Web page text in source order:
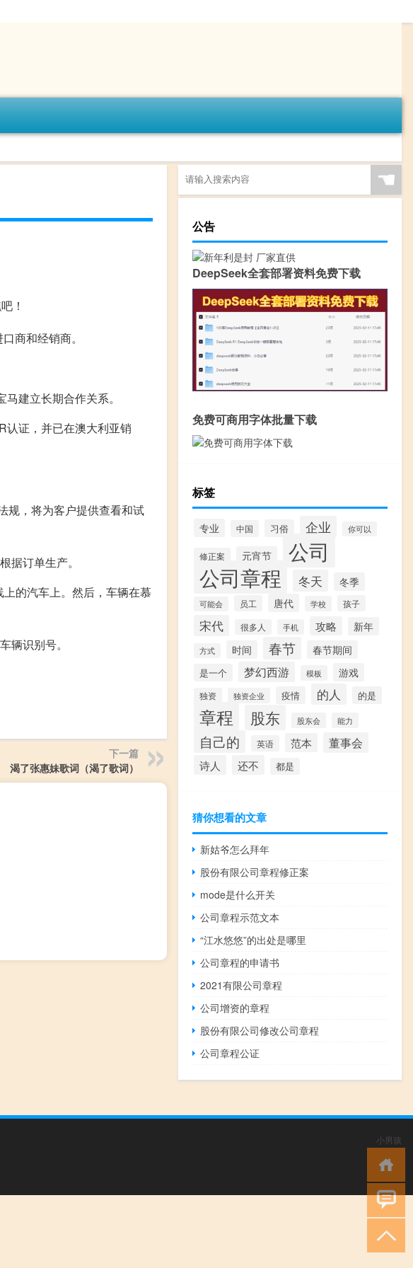
！
商和经销商。
建立长期合作关系。
认证，并已在澳大利亚销
规，将为客户提供查看和试
据订单生产。
的汽车上。然后，车辆在慕
辆识别号。
下一篇
渴了张惠妹歌词（渴了歌词）
☚
公告
DeepSeek全套部署资料免费下载
免费可商用字体批量下载
标签
专业 中国 习俗 企业 你可以
修正案 元宵节 公司
公司章程 冬天 冬季
可能会 员工 唐代 学校 孩子
宋代 很多人 手机 攻略 新年
方式 时间 春节 春节期间
是一个 梦幻西游 模板 游戏
独资 独资企业 疫情 的人 的是
章程 股东 股东会 能力
自己的 英语 范本 董事会
诗人 还不 都是
猜你想看的文章
新姑爷怎么拜年
股份有限公司章程修正案
mode是什么开关
公司章程示范文本
“江水悠悠”的出处是哪里
公司章程的申请书
2021有限公司章程
公司增资的章程
股份有限公司修改公司章程
公司章程公证
小男孩